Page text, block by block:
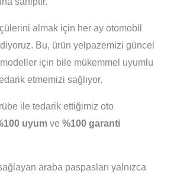
almak için her ay otomobil
Bu, ürün yelpazemizi güncel
için bile mükemmel uyumlu
etmemizi sağlıyor.
ile tedarik ettiğimiz oto
uyum ve %100 garanti
araba paspasları yalnızca